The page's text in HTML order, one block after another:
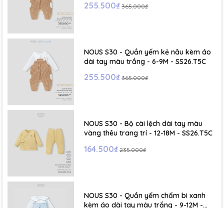
255.500₫ 365.000₫
NOUS S30 - Quần yếm kẻ nâu kèm áo
dài tay màu trắng - 6-9M - SS26.T5C
255.500₫ 365.000₫
NOUS S30 - Bộ cài lệch dài tay màu
vàng thêu trang trí - 12-18M - SS26.T5C
164.500₫ 235.000₫
NOUS S30 - Quần yếm chấm bi xanh
kèm áo dài tay màu trắng - 9-12M -